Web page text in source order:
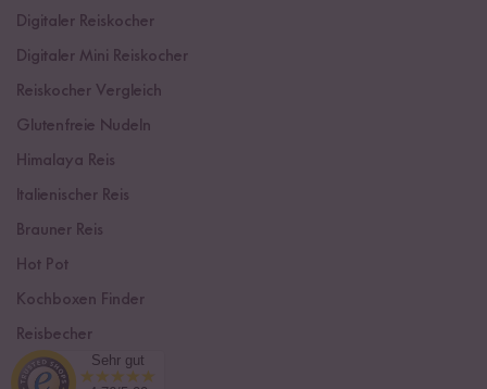
Digitaler Reiskocher
Digitaler Mini Reiskocher
Reiskocher Vergleich
Glutenfreie Nudeln
Himalaya Reis
Italienischer Reis
Brauner Reis
Hot Pot
Kochboxen Finder
Reisbecher
Sushi Einsteiger Box
Sehr gut